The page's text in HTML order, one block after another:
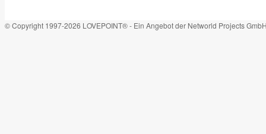
© Copyright 1997-2026 LOVEPOINT® - Ein Angebot der Networld Projects